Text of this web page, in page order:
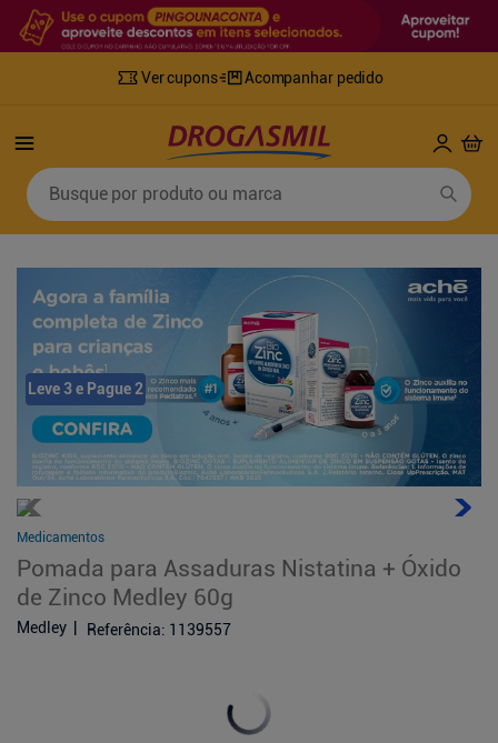
Ver cupons Acompanhar pedido
Busque por produto ou marca
Leve 3 e Pague 2
Medicamentos
Pomada para Assaduras Nistatina + Óxido
de Zinco Medley 60g
Medley Referência: 1139557
Termos mais buscados
retinol
4º
mounjaro
5º fralda geriatrica
8º
9º
fralda xg
10º shampoo